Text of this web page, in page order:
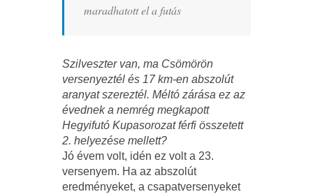
maradhatott el a futás
Szilveszter van, ma Csömörön
versenyeztél és 17 km-en abszolút
aranyat szereztél. Méltó zárása ez az
évednek a nemrég megkapott
Hegyifutó Kupasorozat férfi összetett
2. helyezése mellett?
Jó évem volt, idén ez volt a 23.
versenyem. Ha az abszolút
eredményeket, a csapatversenyeket